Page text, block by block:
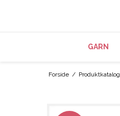
GARN
Forside / Produktkatalog